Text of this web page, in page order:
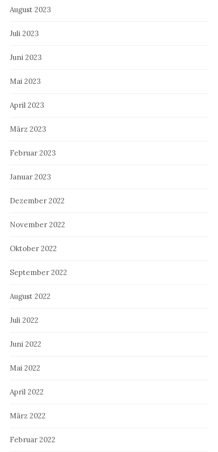
August 2023
Juli 2023
Juni 2023
Mai 2023
April 2023
März 2023
Februar 2023
Januar 2023
Dezember 2022
November 2022
Oktober 2022
September 2022
August 2022
Juli 2022
Juni 2022
Mai 2022
April 2022
März 2022
Februar 2022